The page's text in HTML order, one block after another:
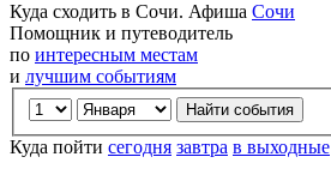
Куда сходить в Сочи. Афиша Сочи
Помощник и путеводитель
по интересным местам
и лучшим событиям
Куда пойти сегодня завтра в выходные